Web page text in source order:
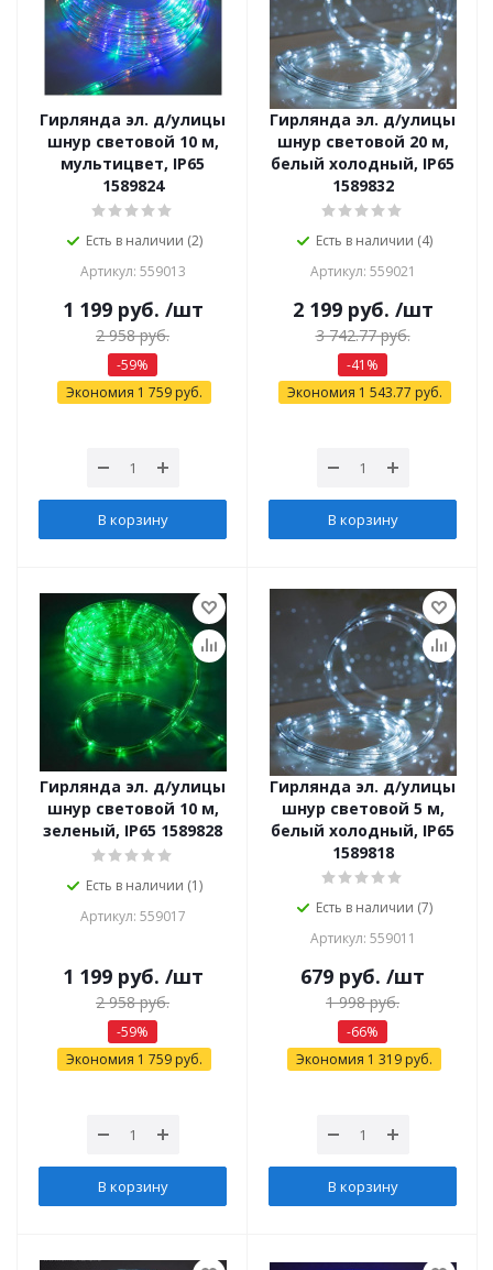
Гирлянда эл. д/улицы
шнур световой 10 м,
мультицвет, IP65
1589824
Есть в наличии (2)
Артикул: 559013
1 199руб. /шт
2 958руб.
-59%
Экономия 1 759 руб.
В корзину
Гирлянда эл. д/улицы
шнур световой 20 м,
белый холодный, IP65
1589832
Есть в наличии (4)
Артикул: 559021
2 199руб. /шт
3 742.77руб.
-41 %
Экономия 1 543.77 руб.
В корзину
Гирлянда эл. д/улицы
шнур световой 10 м,
зеленый, IP65 1589828
Есть в наличии (1)
Артикул: 559017
1 199руб. /шт
2 958руб.
-59%
Экономия 1 759 руб.
В корзину
Гирлянда эл. д/улицы
шнур световой 5 м,
белый холодный, IP65
1589818
Есть в наличии (7)
Артикул: 559011
679 руб. /шт
1 998руб.
-66%
Экономия 1 319 руб.
В корзину